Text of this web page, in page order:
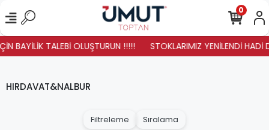
BAYİLİK TALEBİ OLUŞTURUN !!!!! STOKLARIMIZ YENİLENDİ HADİ
0
HIRDAVAT&NALBUR
Filtreleme Sıralama